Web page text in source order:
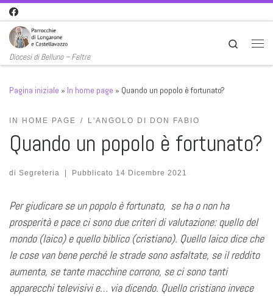
Passa al contenuto
Diocesi di Belluno – Feltre
Search
Pagina iniziale » In home page » Quando un popolo è fortunato?
IN HOME PAGE L'ANGOLO DI DON FABIO
Quando un popolo è fortunato?
di Segreteria | Pubblicato 14 Dicembre 2021
Per giudicare se un popolo è fortunato, se ha o non ha
prosperità e pace ci sono due criteri di valutazione: quello del
mondo (laico) e quello biblico (cristiano). Quello laico dice che
le cose van bene perché le strade sono asfaltate, se il reddito
aumenta, se tante macchine corrono, se ci sono tanti
apparecchi televisivi e… via dicendo. Quello cristiano invece